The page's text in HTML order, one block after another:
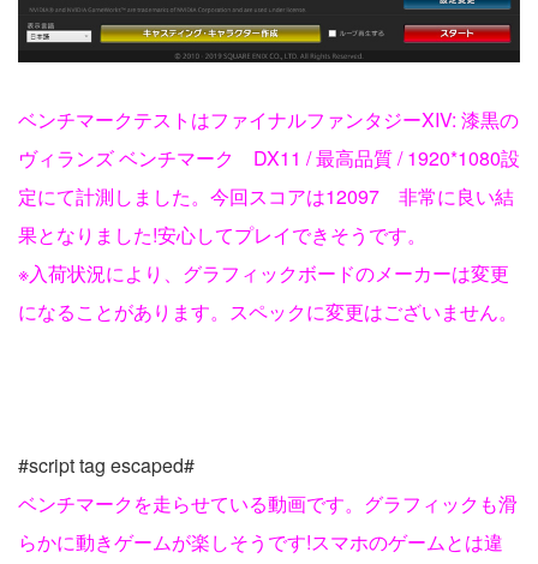
ベンチマークテストはファイナルファンタジーXIV: 漆黒の
ヴィランズ ベンチマーク DX11 / 最高品質 / 1920*1080設
定にて計測しました。今回スコアは12097 非常に良い結
果となりました!安心してプレイできそうです。
※入荷状況により、グラフィックボードのメーカーは変更
になることがあります。スペックに変更はございません。
#script tag escaped#
ベンチマークを走らせている動画です。グラフィックも滑
らかに動きゲームが楽しそうです!スマホのゲームとは違